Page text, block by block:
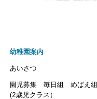
幼稚園案内
あいさつ
園児募集 毎日組 めばえ組
(2歳児クラス）